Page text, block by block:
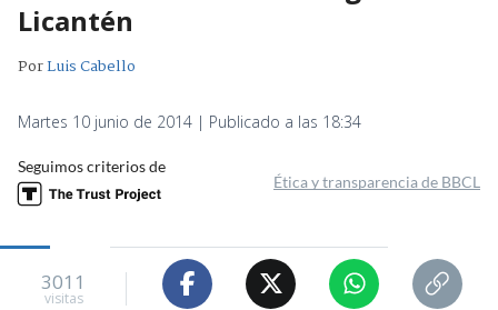
Licantén
PorLuis Cabello
Martes 10 junio de 2014 | Publicado a las 18:34
Seguimos criterios de
Ética y transparencia de BBCL
3011
visitas